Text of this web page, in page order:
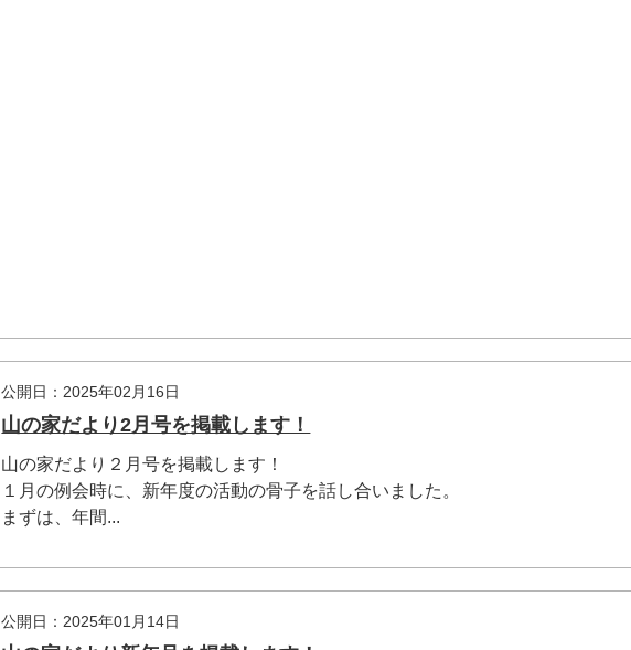
公開日：2025年02月16日
山の家だより2月号を掲載します！
山の家だより２月号を掲載します！
１月の例会時に、新年度の活動の骨子を話し合いました。
まずは、年間...
公開日：2025年01月14日